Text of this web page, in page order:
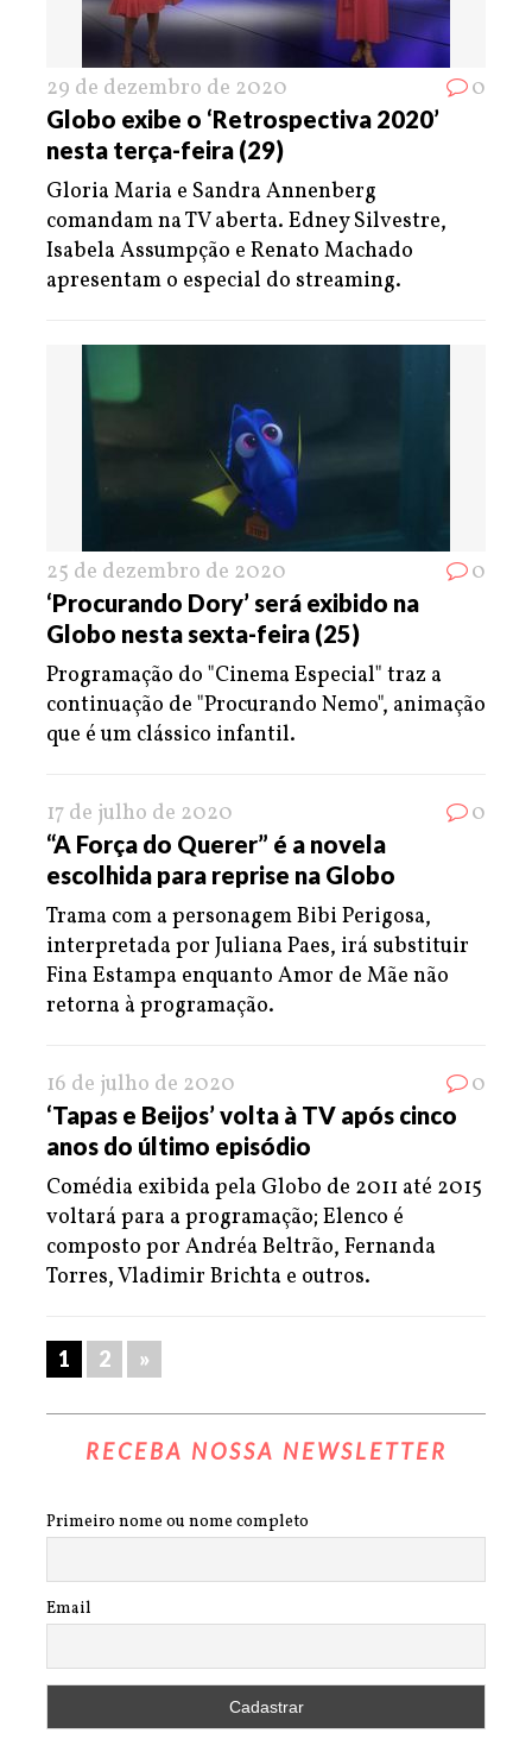
29 de dezembro de 2020 0
Globo exibe o ‘Retrospectiva 2020’
nesta terça-feira (29)
Gloria Maria e Sandra Annenberg
comandam na TV aberta. Edney Silvestre,
Isabela Assumpção e Renato Machado
apresentam o especial do streaming.
25 de dezembro de 2020 0
‘Procurando Dory’ será exibido na
Globo nesta sexta-feira (25)
Programação do "Cinema Especial" traz a
continuação de "Procurando Nemo", animação
que é um clássico infantil.
17 de julho de 2020 0
“A Força do Querer” é a novela
escolhida para reprise na Globo
Trama com a personagem Bibi Perigosa,
interpretada por Juliana Paes, irá substituir
Fina Estampa enquanto Amor de Mãe não
retorna à programação.
16 de julho de 2020 0
‘Tapas e Beijos’ volta à TV após cinco
anos do último episódio
Comédia exibida pela Globo de 2011 até 2015
voltará para a programação; Elenco é
composto por Andréa Beltrão, Fernanda
Torres, Vladimir Brichta e outros.
1 2 »
RECEBA NOSSA NEWSLETTER
Primeiro nome ou nome completo
Email